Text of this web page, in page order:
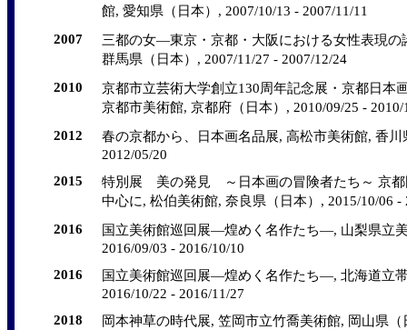
館, 愛知県（日本）, 2007/10/13 - 2007/11/11
2007
三都の女―東京・京都・大阪における女性表現
群馬県（日本）, 2007/11/27 - 2007/12/24
2010
京都市立芸術大学創立130周年記念展・京都日
京都市美術館, 京都府（日本）, 2010/09/25 - 2010/
2012
春の京都から、日本画名品展, 高松市美術館, 香川
2012/05/20
2015
特別展 美の発見 ～日本画の冒険者たち～ 京都
中心に, 松伯美術館, 奈良県（日本）, 2015/10/06 -
2016
国立美術館巡回展―煌めく名作たち―, 山梨県立
2016/09/03 - 2016/10/10
2016
国立美術館巡回展―煌めく名作たち―, 北海道立
2016/10/22 - 2016/11/27
2018
岡本神草の時代展, 笠岡市立竹喬美術館, 岡山県（